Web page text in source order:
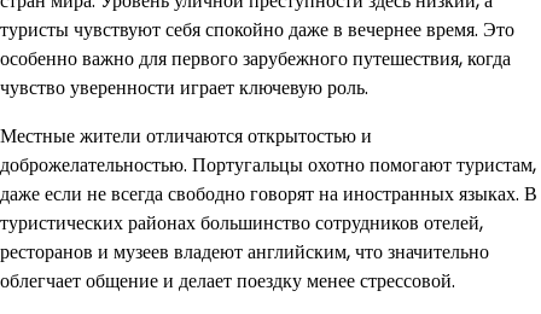
туристы чувствуют себя спокойно даже в вечернее время. Это
особенно важно для первого зарубежного путешествия, когда
чувство уверенности играет ключевую роль.
Местные жители отличаются открытостью и
доброжелательностью. Португальцы охотно помогают туристам,
даже если не всегда свободно говорят на иностранных языках. В
туристических районах большинство сотрудников отелей,
ресторанов и музеев владеют английским, что значительно
облегчает общение и делает поездку менее стрессовой.